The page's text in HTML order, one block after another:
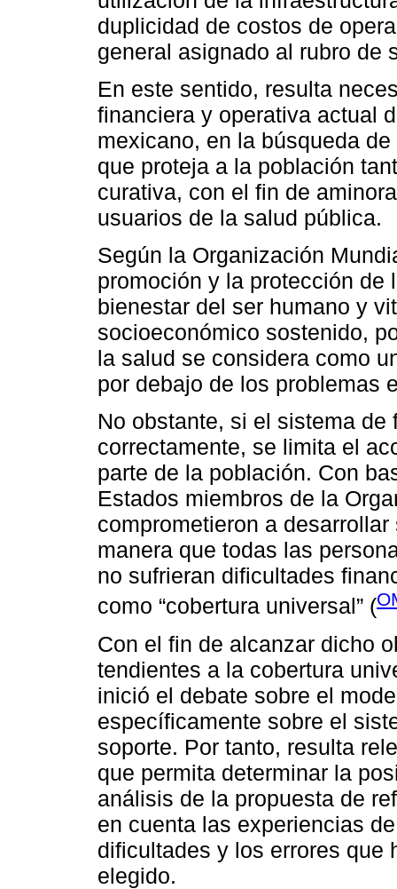
duplicidad de costos de
general asignado al rubro de
En este sentido, resulta
financiera y operativa actual
mexicano, en la búsqueda
que proteja a la población
curativa, con el fin de
usuarios de la salud pública.
Según la Organización
promoción y la protección de
bienestar del ser humano y
socioeconómico sostenido,
la salud se considera como
por debajo de los problemas
No obstante, si el sistema
correctamente, se limita el
parte de la población. Con
Estados miembros de la
comprometieron a
manera que todas las
no sufrieran dificultades
como “cobertura universal” (
Con el fin de alcanzar dicho
tendientes a la cobertura
inició el debate sobre el
específicamente sobre el
soporte. Por tanto, resulta
que permita determinar la
análisis de la propuesta de
en cuenta las experiencias
dificultades y los errores que
elegido.